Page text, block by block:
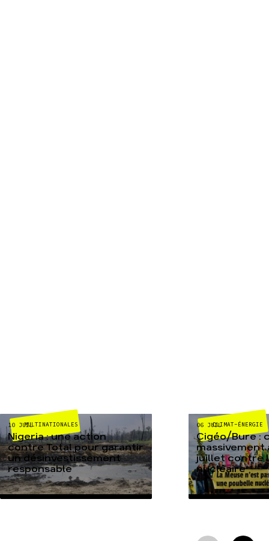
MULTINATIONALES
10 JUIL
Nigeria : une action
contre Total pour garantir
un désinvestissement
responsable
CLIMAT-ÉNERGIE
06 JUIL
Cigéo/Bure :
massivement
juillet contre
nucléaire